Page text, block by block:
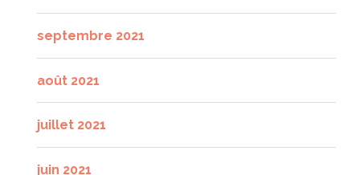
septembre 2021
août 2021
juillet 2021
juin 2021